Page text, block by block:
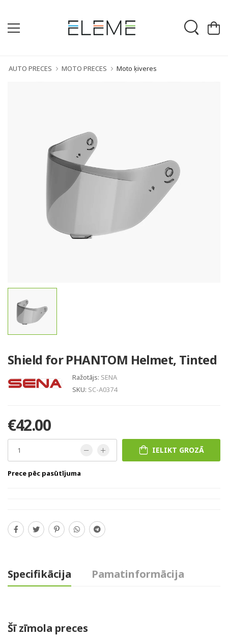
AUTO PRECES MOTO PRECES Moto ķiveres
Shield for PHANTOM Helmet, Tinted
Ražotājs: SENA
SKU: SC-A0374
€42.00
IELIKT GROZĀ
Prece pēc pasūtījuma
Specifikācija Pamatinformācija
Šī zīmola preces